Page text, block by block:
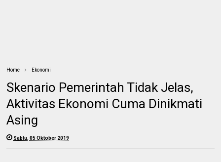
Home Ekonomi
Skenario Pemerintah Tidak Jelas,
Aktivitas Ekonomi Cuma Dinikmati
Asing
Sabtu, 05 Oktober 2019